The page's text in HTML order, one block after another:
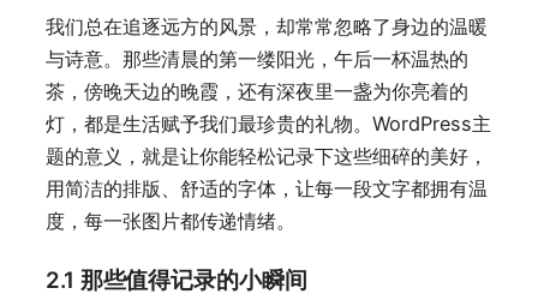
我们总在追逐远方的风景，却常常忽略了身边的温暖
与诗意。那些清晨的第一缕阳光，午后一杯温热的
茶，傍晚天边的晚霞，还有深夜里一盏为你亮着的
灯，都是生活赋予我们最珍贵的礼物。WordPress主
题的意义，就是让你能轻松记录下这些细碎的美好，
用简洁的排版、舒适的字体，让每一段文字都拥有温
度，每一张图片都传递情绪。
2.1 那些值得记录的小瞬间